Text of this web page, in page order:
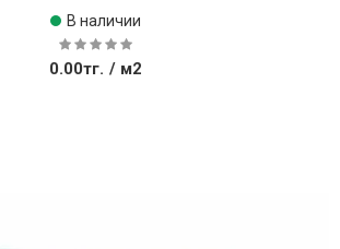
В наличии
0.00тг. / м2